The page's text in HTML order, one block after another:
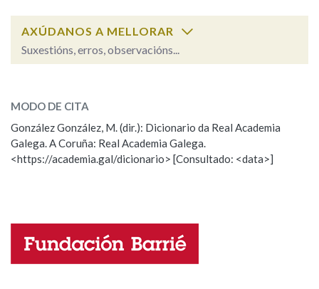
Na fraseoloxía
OUTRAS OPCIÓNS DE BUSCA
Marcas gramaticais
LIMPAR
AXÚDANOS A MELLORAR
Suxestións, erros, observacións...
ESCOLLE UNHA OPCIÓN:
Observación Hai un erro na palabra
Propoño mellorar a definición
Nome
MODO DE CITA
González González, M. (dir.): Dicionario da Real Academia
Galega. A Coruña: Real Academia Galega.
<https://academia.gal/dicionario> [Consultado: <data>]